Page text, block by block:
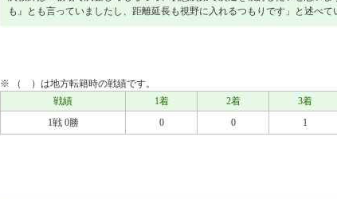
も』とも言っていましたし、距離延長も視野に入れるつもりです」と述べて
※ （ ）は地方転籍時の戦績です。
戦績
1着 2着 3着
1戦 0勝
0 0 1